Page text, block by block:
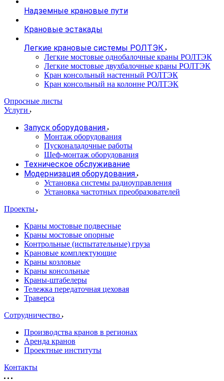
Надземные крановые пути
Крановые эстакады
Легкие крановые системы РОЛТЭК
Легкие мостовые однобалочные краны РОЛТЭК
Легкие мостовые двухбалочные краны РОЛТЭК
Кран консольный настенный РОЛТЭК
Кран консольный на колонне РОЛТЭК
Опросные листы
Услуги
Запуск оборудования
Монтаж оборудования
Пусконаладочные работы
Шеф-монтаж оборудования
Техническое обслуживание
Модернизация оборудования
Установка системы радиоуправления
Установка частотных преобразователей
Проекты
Краны мостовые подвесные
Краны мостовые опорные
Контрольные (испытательные) груза
Крановые комплектующие
Краны козловые
Краны консольные
Краны-штабелеры
Тележка передаточная цеховая
Траверса
Сотрудничество
Производства кранов в регионах
Аренда кранов
Проектные институты
Контакты